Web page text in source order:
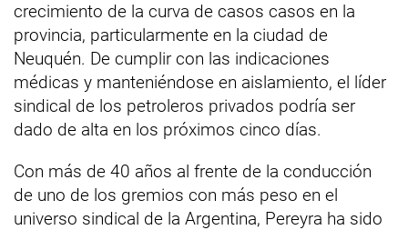
crecimiento de la curva de casos casos en la
provincia, particularmente en la ciudad de
Neuquén. De cumplir con las indicaciones
médicas y manteniéndose en aislamiento, el líder
sindical de los petroleros privados podría ser
dado de alta en los próximos cinco días.
Con más de 40 años al frente de la conducción
de uno de los gremios con más peso en el
universo sindical de la Argentina, Pereyra ha sido